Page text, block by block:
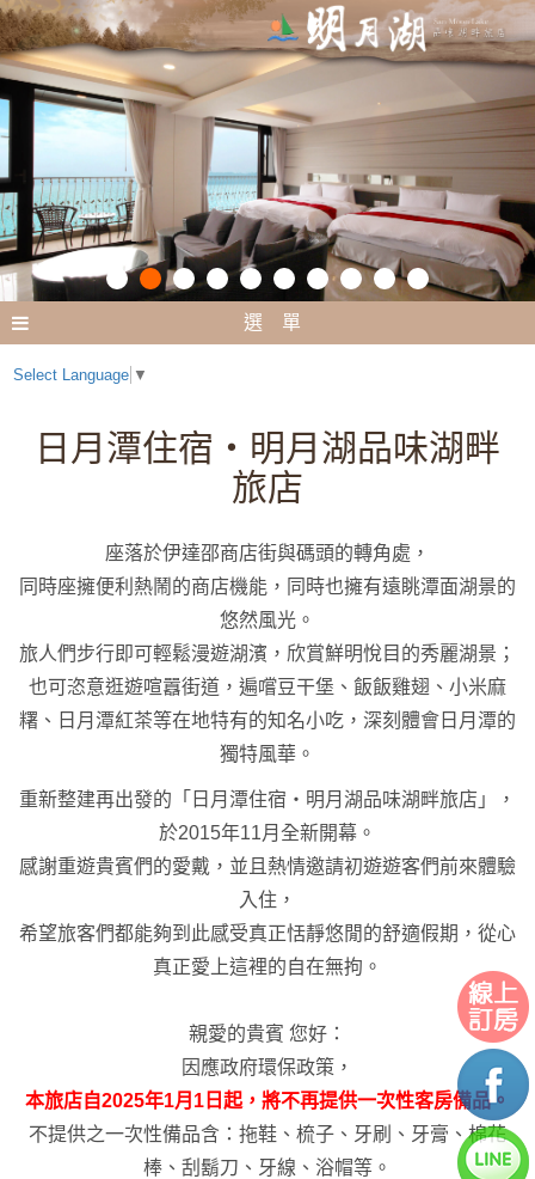
選 單
Select Language ▼
日月潭住宿‧明月湖品味湖畔
旅店
座落於伊達邵商店街與碼頭的轉角處，
同時座擁便利熱鬧的商店機能，同時也擁有遠眺潭面湖景的
悠然風光。
旅人們步行即可輕鬆漫遊湖濱，欣賞鮮明悅目的秀麗湖景；
也可恣意逛遊喧囂街道，遍嚐豆干堡、飯飯雞翅、小米麻
糬、日月潭紅茶等在地特有的知名小吃，深刻體會日月潭的
獨特風華。
重新整建再出發的「日月潭住宿‧明月湖品味湖畔旅店」，
於2015年11月全新開幕。
感謝重遊貴賓們的愛戴，並且熱情邀請初遊遊客們前來體驗
入住，
希望旅客們都能夠到此感受真正恬靜悠閒的舒適假期，從心
真正愛上這裡的自在無拘。
親愛的貴賓 您好：
因應政府環保政策，
本旅店自2025年1月1日起，將不再提供一次性客房備品。
不提供之一次性備品含：拖鞋、梳子、牙刷、牙膏、棉花
棒、刮鬍刀、牙線、浴帽等。